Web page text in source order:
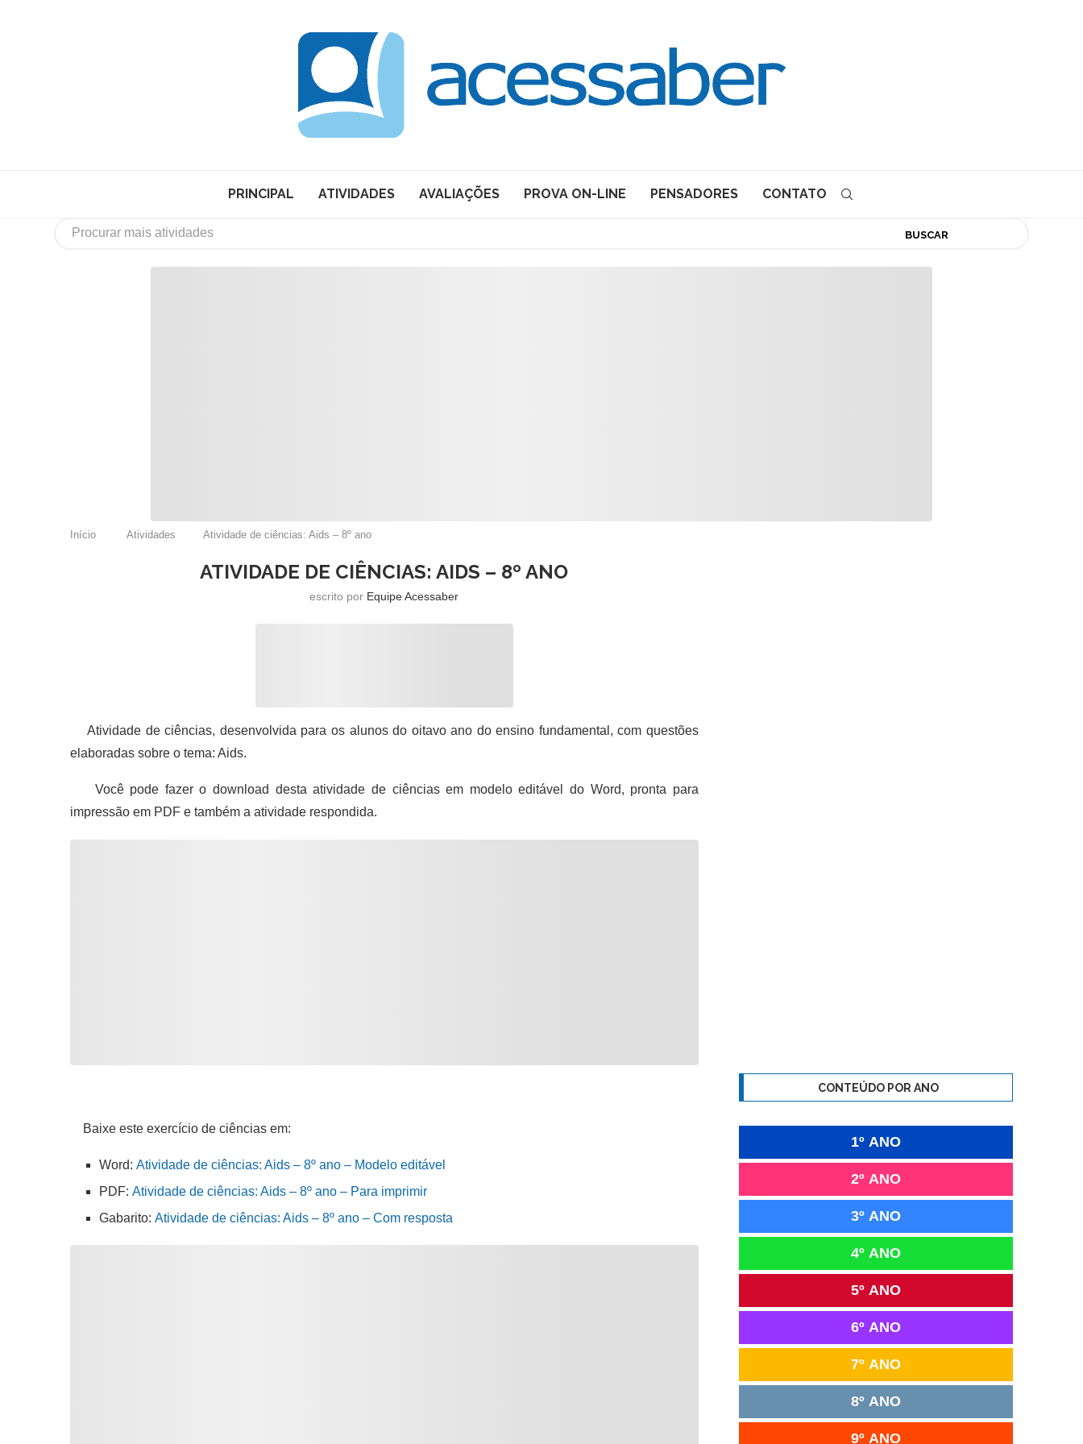
PRINCIPAL ATIVIDADES AVALIAÇÕES PROVA ON-LINE PENSADORES CONTATO
BUSCAR
Início Atividades Atividade de ciências: Aids – 8º ano
ATIVIDADE DE CIÊNCIAS: AIDS – 8º ANO
escrito por Equipe Acessaber
Atividade de ciências, desenvolvida para os alunos do oitavo ano do ensino fundamental, com questões
elaboradas sobre o tema: Aids.
Você pode fazer o download desta atividade de ciências em modelo editável do Word, pronta para
impressão em PDF e também a atividade respondida.
Baixe este exercício de ciências em:
Word: Atividade de ciências: Aids – 8º ano – Modelo editável
PDF: Atividade de ciências: Aids – 8º ano – Para imprimir
Gabarito: Atividade de ciências: Aids – 8º ano – Com resposta
CONTEÚDO POR ANO
1º ANO
2º ANO
3º ANO
4º ANO
5º ANO
6º ANO
7º ANO
8º ANO
9º ANO